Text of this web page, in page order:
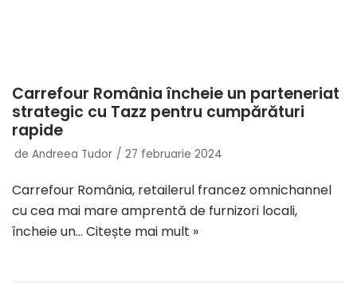
Carrefour România încheie un parteneriat
strategic cu Tazz pentru cumpărături
rapide
de Andreea Tudor 27 februarie 2024
Carrefour România, retailerul francez omnichannel
cu cea mai mare amprentă de furnizori locali,
încheie un… Citește mai mult »